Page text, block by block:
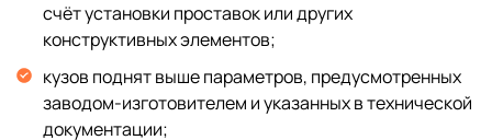
счёт установки проставок или других
конструктивных элементов;
кузов поднят выше параметров, предусмотренных
заводом-изготовителем и указанных в технической
документации;